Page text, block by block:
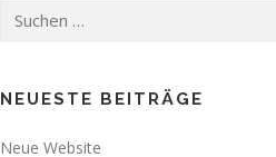
nach:
NEUESTE BEITRÄGE
Neue Website